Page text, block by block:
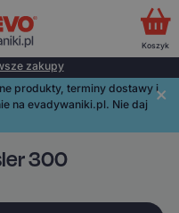
zakupy
produkty, terminy dostawy i
na evadywaniki.pl. Nie daj
300
Koszyk